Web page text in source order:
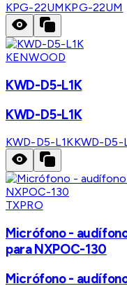
KPG-22UMKPG-22UM
KENWOOD
KWD-D5-L1K
KWD-D5-L1K
KWD-D5-L1KKWD-D5-
TXPRO
Micrófono -
para NXPOC-130
Micrófono -